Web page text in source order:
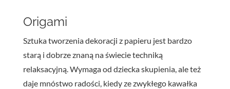
Origami
Sztuka tworzenia dekoracji z papieru jest bardzo
starą i dobrze znaną na świecie techniką
relaksacyjną. Wymaga od dziecka skupienia, ale też
daje mnóstwo radości, kiedy ze zwykłego kawałka